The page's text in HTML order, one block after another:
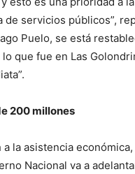
de servicios públicos”,
Puelo, se está
que fue en Las
200 millones
a la asistencia
Nacional va a